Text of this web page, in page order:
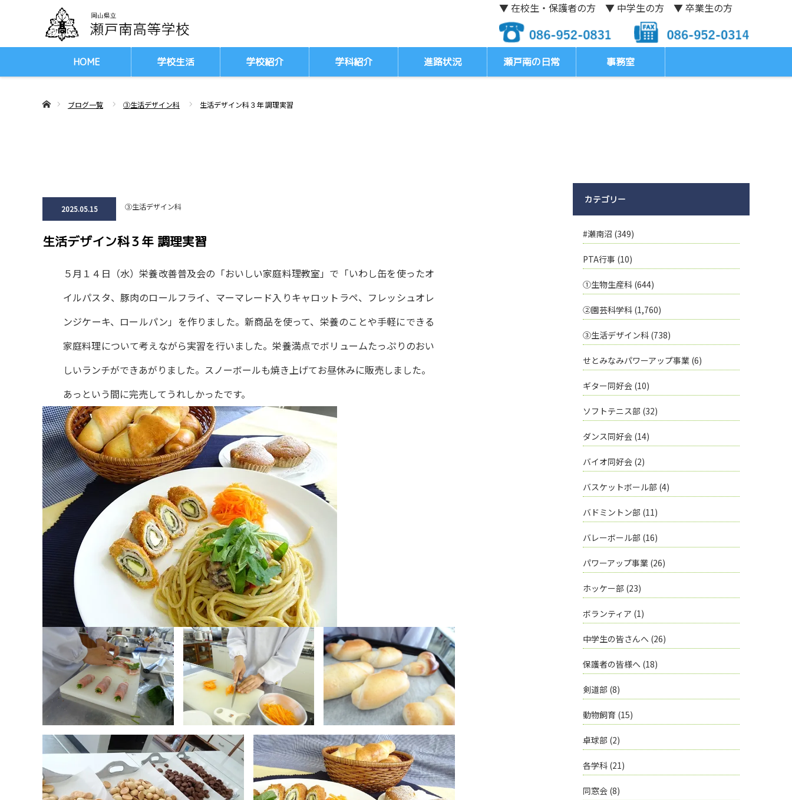
▼ 在校生・保護者の方 ▼ 中学生の方 ▼ 卒業生の方
HOME 学校生活 学校紹介 学科紹介 進路状況 瀬戸南の日常 事務室
ブログ一覧
③生活デザイン科 生活デザイン科３年 調理実習
2025.05.15 ③生活デザイン科
生活デザイン科３年 調理実習
５月１４日（水）栄養改善普及会の「おいしい家庭料理教室」で「いわし缶を使ったオ
イルパスタ、豚肉のロールフライ、マーマレード入りキャロットラペ、フレッシュオレ
ンジケーキ、ロールパン」を作りました。新商品を使って、栄養のことや手軽にできる
家庭料理について考えながら実習を行いました。栄養満点でボリュームたっぷりのおい
しいランチができあがりました。スノーボールも焼き上げてお昼休みに販売しました。
あっという間に完売してうれしかったです。
カテゴリー
#瀬南沼 (349)
PTA行事 (10)
①生物生産科 (644)
②園芸科学科 (1,760)
③生活デザイン科 (738)
せとみなみパワーアップ事業 (6)
ギター同好会 (10)
ソフトテニス部 (32)
ダンス同好会 (14)
バイオ同好会 (2)
バスケットボール部 (4)
バドミントン部 (11)
バレーボール部 (16)
パワーアップ事業 (26)
ホッケー部 (23)
ボランティア (1)
中学生の皆さんへ (26)
保護者の皆様へ (18)
剣道部 (8)
動物飼育 (15)
卓球部 (2)
各学科 (21)
同窓会 (8)